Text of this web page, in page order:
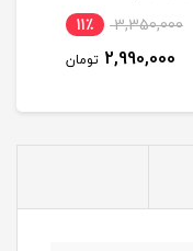
3,350,000 11٪
2,990,000 تومان